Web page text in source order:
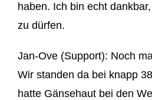
haben. Ich bin echt
zu dürfen.
Jan-Ove (Support): Noch
Wir standen da bei knapp
hatte Gänsehaut bei den